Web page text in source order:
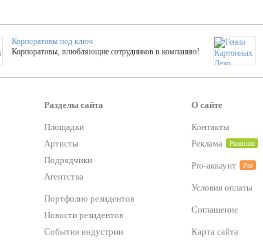
Корпоративы под ключ
Корпоративы, влюбляющие сотрудников в компанию!
Более 420 мастер-классов на выезде на мероприятие!
Мастер-классы
ТОП 25 активностей! Смета за 15 минут!
Букинг
Разделы сайта
Площадки
Артисты
Подрядчики
Агентства
Портфолио резидентов
Новости резидентов
События индустрии
О сайте
Контакты
Реклама
Premium
Pro-аккаунт Pro
Условия оплаты
Соглашение
Карта сайта